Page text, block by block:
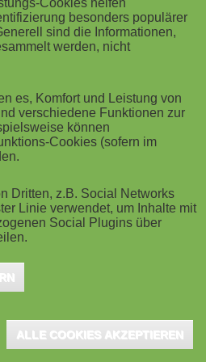
in dieser turbulenten Zeit,
im Homeoffice sitzen und
sind, stellt
eLearning um. Denn das
klare Vorzüge zur
Als zeit- und
sparen Online Trainings
Ausfallzeiten am
Auch Marga Business
zu müssen. Ad hoc soll dies
Cookies helfen
besonders populärer
sind die Informationen,
werden, nicht
es, Komfort und Leistung von
verschiedene Funktionen zur
können
Cookies (sofern im
Dritten, z.B. Social Networks
Linie verwendet, um Inhalte mit
Social Plugins über
ALLE COOKIES AKZEPTIEREN